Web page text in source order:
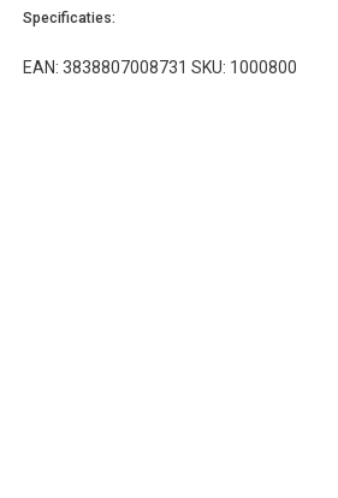
Specificaties:
EAN: 3838807008731 SKU: 1000800